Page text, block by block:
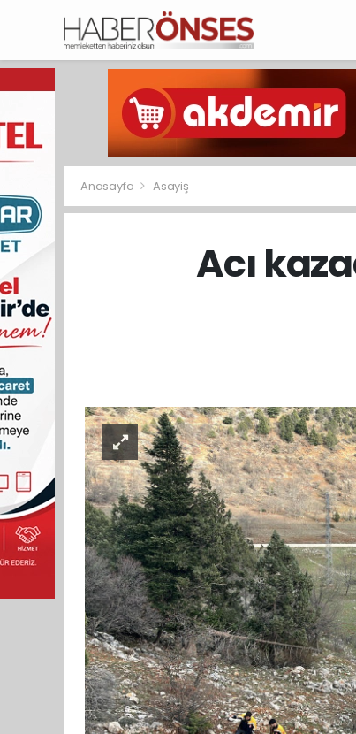
Anasayfa Asayiş
Acı